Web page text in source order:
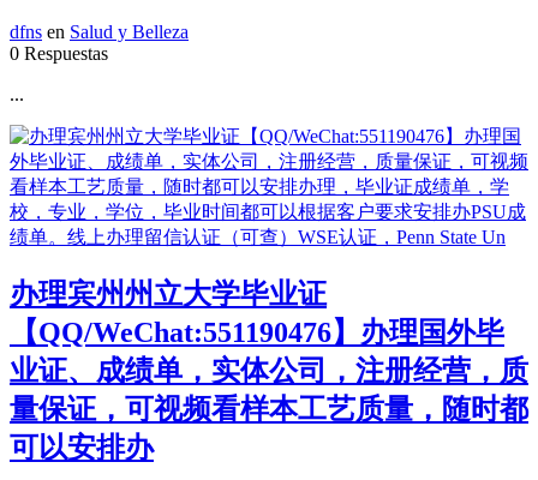
dfns en Salud y Belleza
0 Respuestas
...
办理宾州州立大学毕业证
【QQ/WeChat:551190476】办理国外毕
业证、成绩单，实体公司，注册经营，质
量保证，可视频看样本工艺质量，随时都
可以安排办